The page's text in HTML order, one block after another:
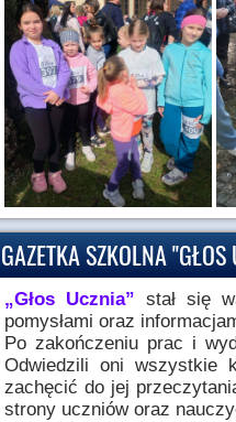
GAZETKA SZKOLNA "GŁOS
„Głos Ucznia” stał się
pomysłami oraz
Po zakończeniu prac i
Odwiedzili oni wszystkie
zachęcić do jej
strony uczniów oraz